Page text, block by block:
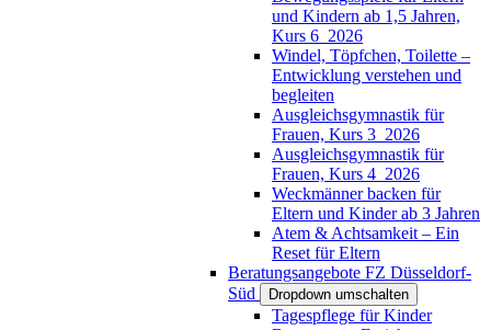
und Kindern ab 1,5 Jahren,
Kurs 6_2026
Windel, Töpfchen, Toilette –
Entwicklung verstehen und
begleiten
Ausgleichsgymnastik für
Frauen, Kurs 3_2026
Ausgleichsgymnastik für
Frauen, Kurs 4_2026
Weckmänner backen für
Eltern und Kinder ab 3 Jahren
Atem & Achtsamkeit – Ein
Reset für Eltern
Beratungsangebote FZ Düsseldorf-
Süd
Dropdown umschalten
Tagespflege für Kinder